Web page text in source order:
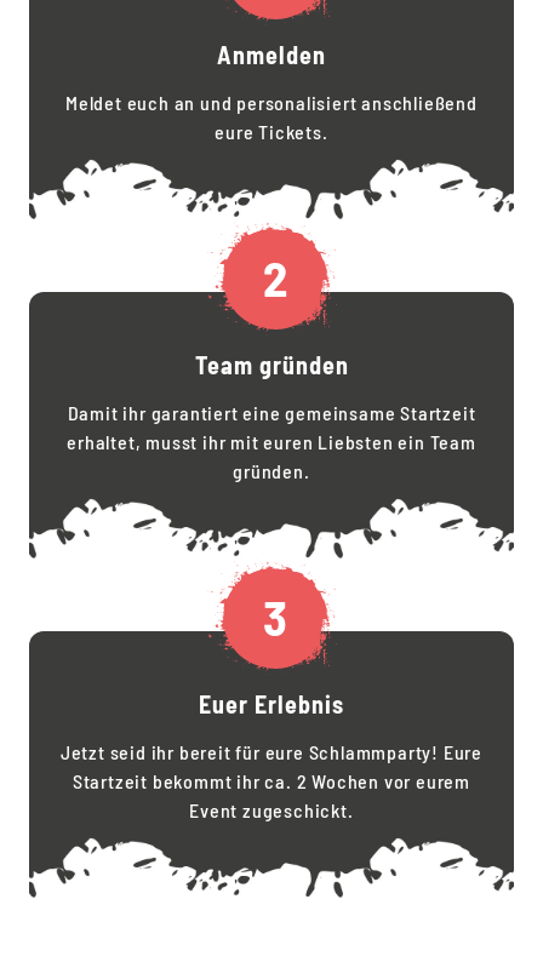
Anmelden
Meldet euch an und personalisiert anschließend
eure Tickets.
2
Team gründen
Damit ihr garantiert eine gemeinsame Startzeit
erhaltet, musst ihr mit euren Liebsten ein Team
gründen.
3
Euer Erlebnis
Jetzt seid ihr bereit für eure Schlammparty! Eure
Startzeit bekommt ihr ca. 2 Wochen vor eurem
Event zugeschickt.